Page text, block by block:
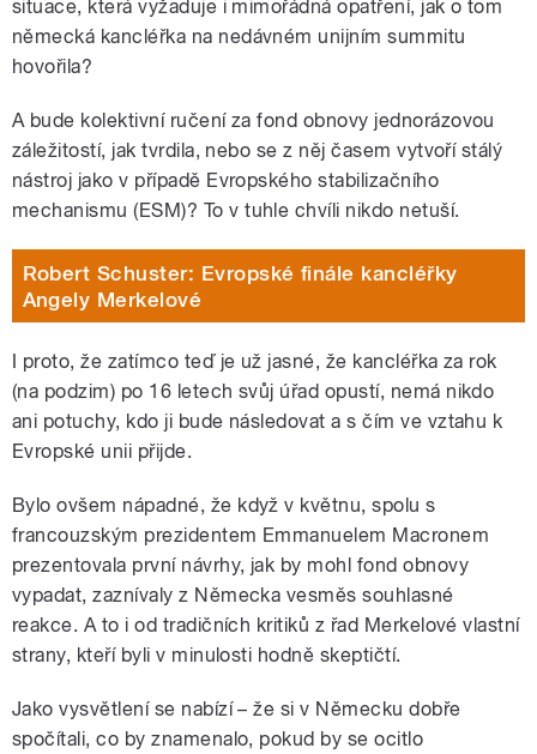
situace, která vyžaduje i mimořádná opatření, jak o tom
německá kancléřka na nedávném unijním summitu
hovořila?
A bude kolektivní ručení za fond obnovy jednorázovou
záležitostí, jak tvrdila, nebo se z něj časem vytvoří stálý
nástroj jako v případě Evropského stabilizačního
mechanismu (ESM)? To v tuhle chvíli nikdo netuší.
Robert Schuster: Evropské finále kancléřky
Angely Merkelové
I proto, že zatímco teď je už jasné, že kancléřka za rok
(na podzim) po 16 letech svůj úřad opustí, nemá nikdo
ani potuchy, kdo ji bude následovat a s čím ve vztahu k
Evropské unii přijde.
Bylo ovšem nápadné, že když v květnu, spolu s
francouzským prezidentem Emmanuelem Macronem
prezentovala první návrhy, jak by mohl fond obnovy
vypadat, zaznívaly z Německa vesměs souhlasné
reakce. A to i od tradičních kritiků z řad Merkelové vlastní
strany, kteří byli v minulosti hodně skeptičtí.
Jako vysvětlení se nabízí – že si v Německu dobře
spočítali, co by znamenalo, pokud by se ocitlo